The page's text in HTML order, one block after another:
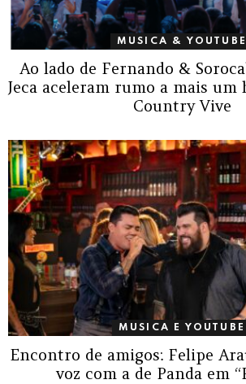
MUSICA & YOUTUBE
Ao lado de Fernando &
Jeca aceleram rumo a mais
Country Vive
MUSICA E YOUTUBE
Encontro de amigos: Felipe
voz com a de Panda em